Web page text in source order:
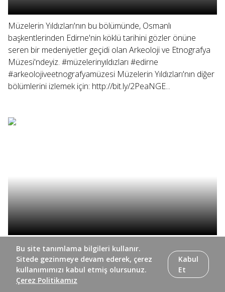
Müzelerin Yıldızları'nın bu bölümünde, Osmanlı
başkentlerinden Edirne'nin köklü tarihini gözler önüne
seren bir medeniyetler geçidi olan Arkeoloji ve Etnografya
Müzesi'ndeyiz. #müzelerinyıldızları #edirne
#arkeolojiveetnografyamüzesi Müzelerin Yıldızları'nın diğer
bölümlerini izlemek için: http://bit.ly/2PeaNGE...
Müzelerin Yıldızları'nın bu bölümünde, modern bina
tasarımı ve eşsiz eserleriyle çağları aşan bir yapı olan
Eskişehir Eti Arkeoloji Müzesi'ndeyiz. #müzelerinyıldızları
#eskişehir #etiarkeolojimüzesi Müzelerin Yıldızları'nın diğer
Bu site tanımlama bilgileri kullanır.
Sitede gezinmeye devam ederek, çerez
kullanımımızı kabul etmiş olursunuz.
Çerez Politikamız
Kabul
Et